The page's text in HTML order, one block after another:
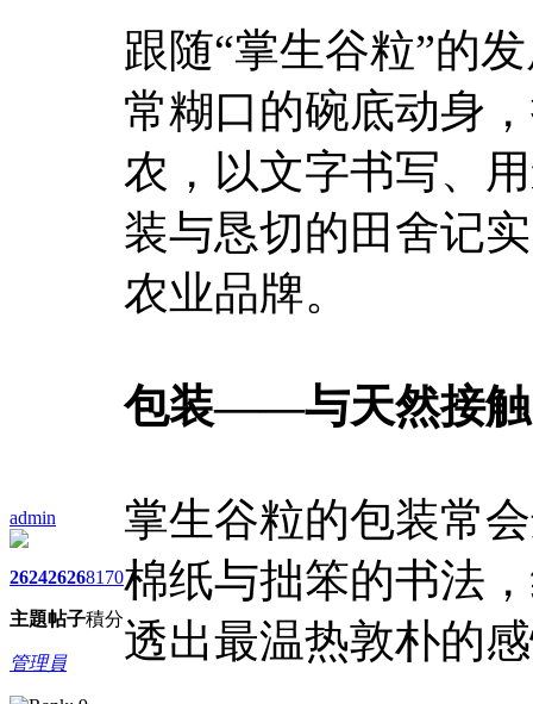
admin
2624
主題
2626
帖子
8170
積分
管理員
跟随“掌生谷粒”的
常糊口的碗底动身
农，以文字书写、
装与恳切的田舍记
农业品牌。
包装——与天然接触
掌生谷粒的包装常
棉纸与拙笨的书法
透出最温热敦朴的